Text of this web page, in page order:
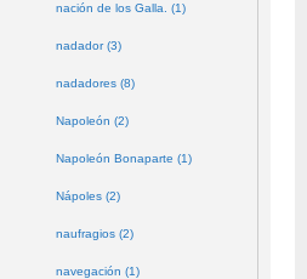
nación de los Galla. (1)
nadador (3)
nadadores (8)
Napoleón (2)
Napoleón Bonaparte (1)
Nápoles (2)
naufragios (2)
navegación (1)